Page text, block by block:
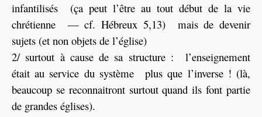
infantilisés (ça peut l’être au tout début de la vie
chrétienne — cf. Hébreux 5,13) mais de devenir
sujets (et non objets de l’église)
2/ surtout à cause de sa structure : l’enseignement
était au service du système plus que l’inverse ! (là,
beaucoup se reconnaitront surtout quand ils font partie
de grandes églises).